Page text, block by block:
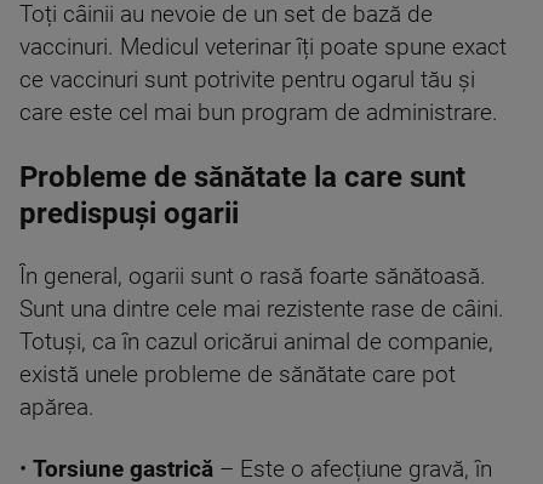
Toți câinii au nevoie de un set de bază de
vaccinuri. Medicul veterinar îți poate spune exact
ce vaccinuri sunt potrivite pentru ogarul tău și
care este cel mai bun program de administrare.
Probleme de sănătate la care sunt
predispuși ogarii
În general, ogarii sunt o rasă foarte sănătoasă.
Sunt una dintre cele mai rezistente rase de câini.
Totuși, ca în cazul oricărui animal de companie,
există unele probleme de sănătate care pot
apărea.
• Torsiune gastrică – Este o afecțiune gravă, în